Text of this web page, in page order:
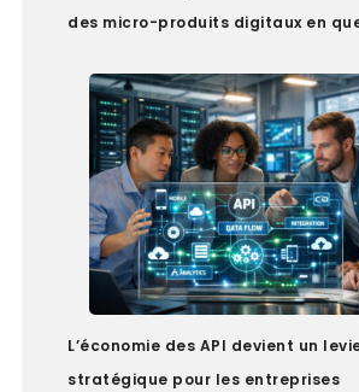
des micro-produits digitaux en
L’économie des API devient un
stratégique pour les entreprises